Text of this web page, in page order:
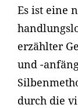
Es ist eine
erzählter
und -
durch die